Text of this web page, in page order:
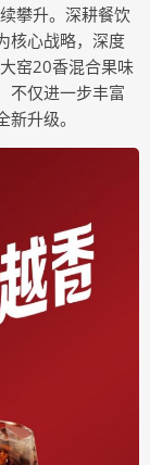
攀升。深耕餐饮
核心战略，深度
窑20香混合果味
不仅进一步丰富
升级。